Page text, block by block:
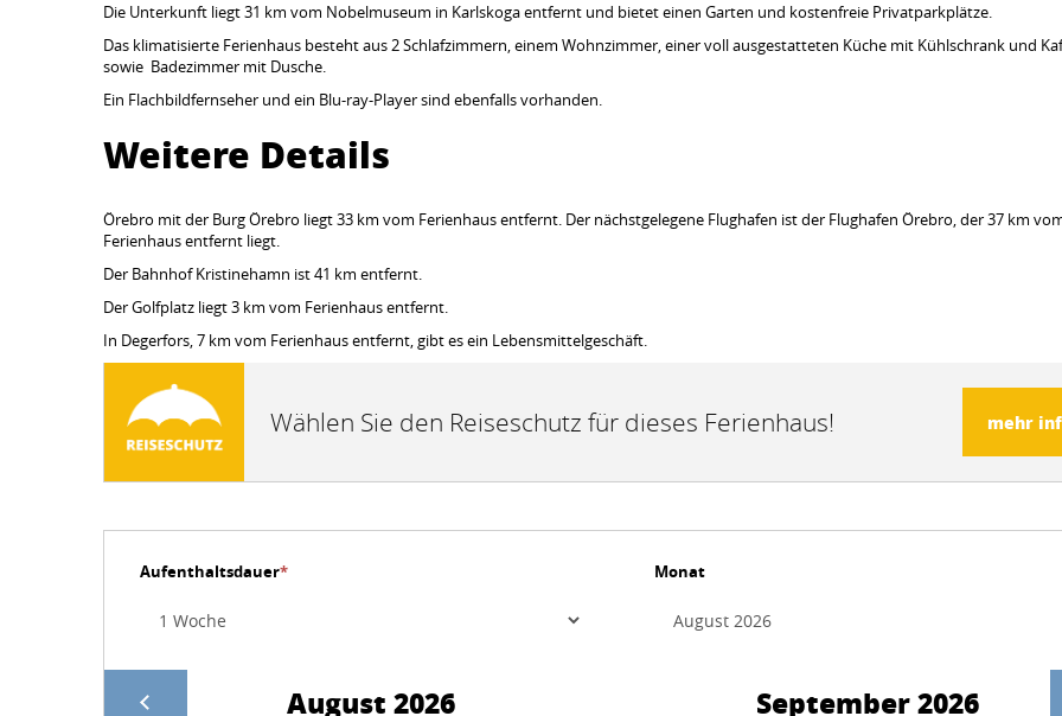
Die Unterkunft liegt 31 km vom Nobelmuseum in Karlskoga entfernt und bietet einen Garten und kostenfreie Privatparkplätze.
Das klimatisierte Ferienhaus besteht aus 2 Schlafzimmern, einem Wohnzimmer, einer voll ausgestatteten Küche mit Kühlschrank und
sowie Badezimmer mit Dusche.
Ein Flachbildfernseher und ein Blu-ray-Player sind ebenfalls vorhanden.
Weitere Details
Örebro mit der Burg Örebro liegt 33 km vom Ferienhaus entfernt. Der nächstgelegene Flughafen ist der Flughafen Örebro, der 37 km
Ferienhaus entfernt liegt.
Der Bahnhof Kristinehamn ist 41 km entfernt.
Der Golfplatz liegt 3 km vom Ferienhaus entfernt.
In Degerfors, 7 km vom Ferienhaus entfernt, gibt es ein Lebensmittelgeschäft.
Wählen Sie den Reiseschutz für dieses Ferienhaus! mehr
Aufenthaltsdauer* Monat
August 2026 September 2026